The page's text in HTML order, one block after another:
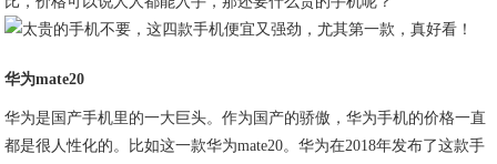
华为mate20
华为是国产手机里的一大巨头。作为国产的骄傲，华为手机的价格一直
都是很人性化的。比如这一款华为mate20。华为在2018年发布了这款手